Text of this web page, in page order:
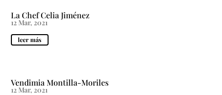
La Chef Celia Jiménez
12 Mar, 2021
leer más
Vendimia Montilla-Moriles
12 Mar, 2021